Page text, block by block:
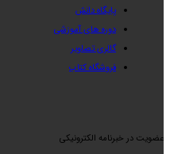
پایگاه دانش
دوره های آموزشی
گالری تصاویر
فروشگاه کتاب
عضویت در خبرنامه الکترونیکی